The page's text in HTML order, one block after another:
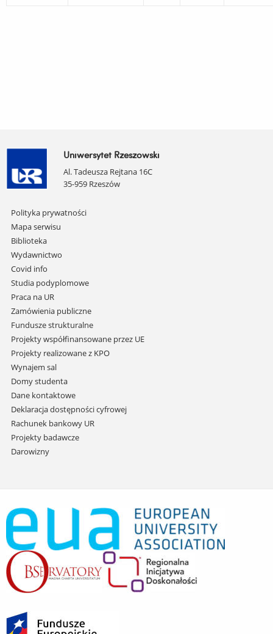
Uniwersytet Rzeszowski
Al. Tadeusza Rejtana 16C
35-959 Rzeszów
Pomiń
nawigację
i
przejdź
do
treści
Polityka prywatności
Mapa serwisu
Biblioteka
Wydawnictwo
Covid info
Studia podyplomowe
Praca na UR
Zamówienia publiczne
Fundusze strukturalne
Projekty współfinansowane przez UE
Projekty realizowane z KPO
Wynajem sal
Domy studenta
Dane kontaktowe
Deklaracja dostępności cyfrowej
Rachunek bankowy UR
Projekty badawcze
Darowizny